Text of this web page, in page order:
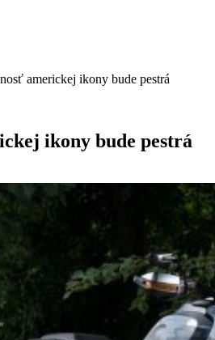
americkej ikony bude pestrá
ikony bude pestrá